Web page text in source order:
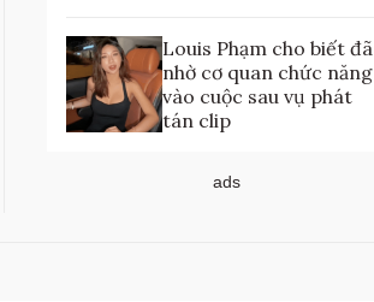
Louis Phạm cho biết đã
nhờ cơ quan chức năng
vào cuộc sau vụ phát
tán clip
ads